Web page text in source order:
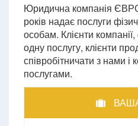
Юридична компанія
років надає послуги
особам. Клієнти
одну послугу, клієнти
співробітничати з нами і
послугами.